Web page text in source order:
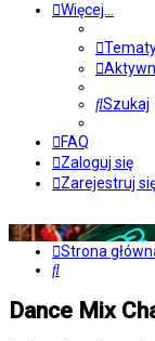
Więcej…
Szukaj
FAQ
Zaloguj się
Zarejestruj
Strona
Szukaj
Dance Mix